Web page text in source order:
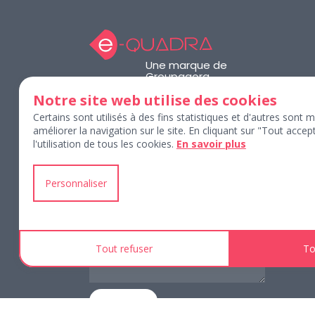
Notre site web utilise des cookies
Certains sont utilisés à des fins statistiques et d'autres sont
améliorer la navigation sur le site. En cliquant sur "Tout
l'utilisation de tous les cookies. En savoir plus
Personnaliser
Tout refuser
Une marque de
Groupagora